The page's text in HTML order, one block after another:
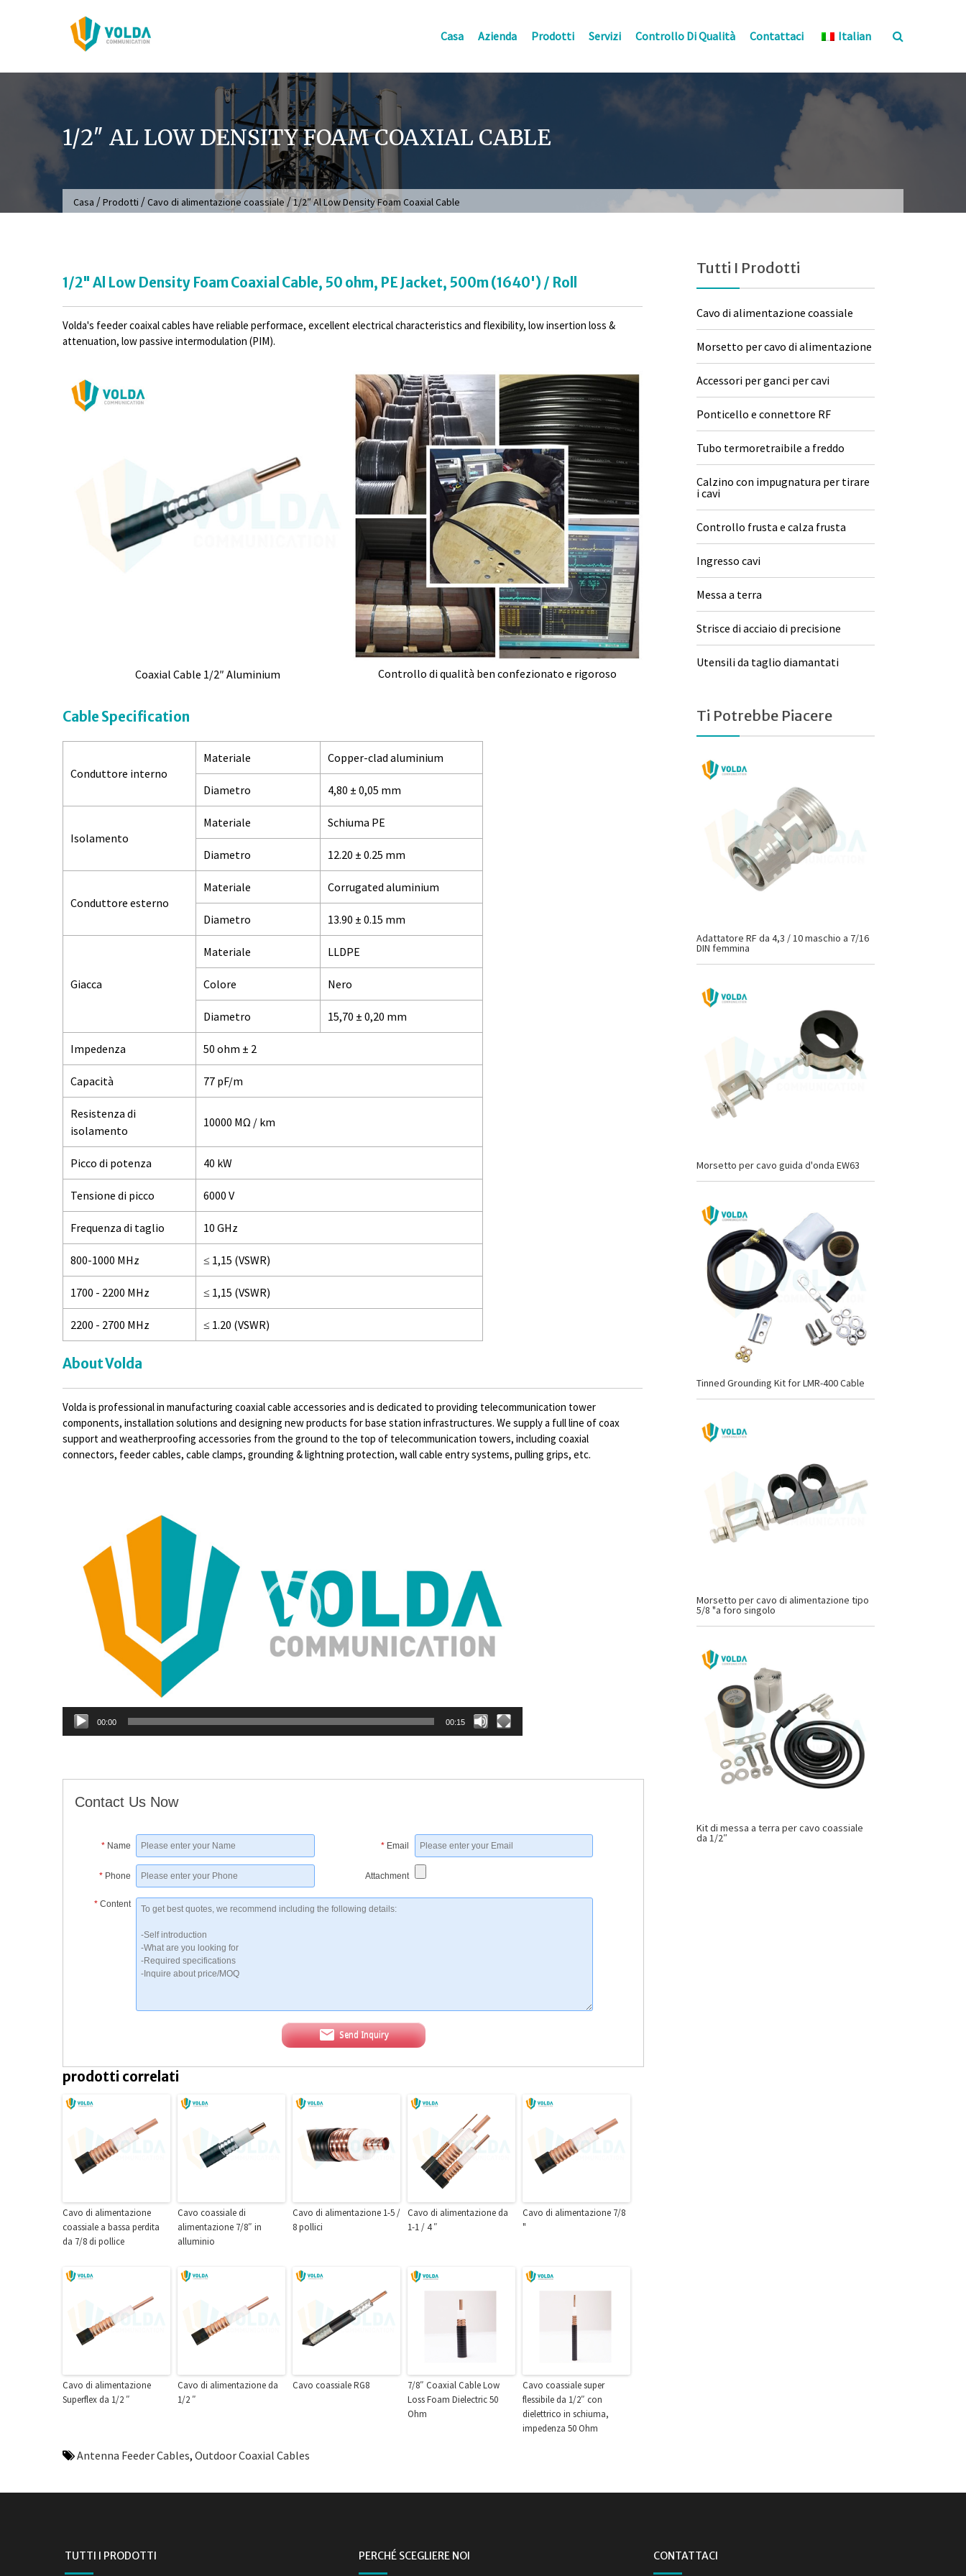
Casa Azienda Prodotti Servizi Controllo Di Qualità Contattaci Italian
1/2″ AL LOW DENSITY FOAM COAXIAL CABLE
Casa /Prodotti /Cavo di alimentazione coassiale /1/2″ Al Low Density Foam Coaxial Cable
1/2" Al Low Density Foam Coaxial Cable, 50 ohm, PE Jacket, 500m (1640') / Roll
Volda's feeder coaixal cables have reliable performace, excellent electrical characteristics and flexibility, low insertion loss &
attenuation, low passive intermodulation (PIM).
Coaxial Cable 1/2″ Aluminium Controllo di qualità ben confezionato e rigoroso
Cable Specification
Conduttore interno
Materiale Copper-clad aluminium
Diametro 4,80 ± 0,05 mm
Isolamento
Materiale Schiuma PE
Diametro 12.20 ± 0.25 mm
Conduttore esterno
Materiale Corrugated aluminium
Diametro 13.90 ± 0.15 mm
Giacca
Materiale LLDPE
Colore Nero
Diametro 15,70 ± 0,20 mm
Impedenza 50 ohm ± 2
Capacità 77 pF/m
Resistenza di
isolamento
10000 MΩ / km
Picco di potenza 40 kW
Tensione di picco 6000 V
Frequenza di taglio 10 GHz
800-1000 MHz ≤ 1,15 (VSWR)
1700 - 2200 MHz ≤ 1,15 (VSWR)
2200 - 2700 MHz ≤ 1.20 (VSWR)
About Volda
Volda is professional in manufacturing coaxial cable accessories and is dedicated to providing telecommunication tower
components, installation solutions and designing new products for base station infrastructures. We supply a full line of coax
support and weatherproofing accessories from the ground to the top of telecommunication towers, including coaxial
connectors, feeder cables, cable clamps, grounding & lightning protection, wall cable entry systems, pulling grips, etc.
00:00 00:15
Contact Us Now
* Name * Email
* Phone Attachment
* Content
Send Inquiry
prodotti correlati
Cavo di alimentazione
coassiale a bassa perdita
da 7/8 di pollice
Cavo coassiale di
alimentazione 7/8″ in
alluminio
Cavo di alimentazione 1-5 /
8 pollici
Cavo di alimentazione da
1-1 / 4 ″
Cavo di alimentazione 7/8
"
Cavo di alimentazione
Superflex da 1/2 ″
Cavo di alimentazione da
1/2 ″
Cavo coassiale RG8
7/8″ Coaxial Cable Low
Loss Foam Dielectric 50
Ohm
Cavo coassiale super
flessibile da 1/2″ con
dielettrico in schiuma,
impedenza 50 Ohm
Antenna Feeder Cables, Outdoor Coaxial Cables
Tutti I Prodotti
Cavo di alimentazione coassiale
Morsetto per cavo di alimentazione
Accessori per ganci per cavi
Ponticello e connettore RF
Tubo termoretraibile a freddo
Calzino con impugnatura per tirare
i cavi
Controllo frusta e calza frusta
Ingresso cavi
Messa a terra
Strisce di acciaio di precisione
Utensili da taglio diamantati
Ti Potrebbe Piacere
Adattatore RF da 4,3 / 10 maschio a 7/16
DIN femmina
Morsetto per cavo guida d'onda EW63
Tinned Grounding Kit for LMR-400 Cable
Morsetto per cavo di alimentazione tipo
5/8 "a foro singolo
Kit di messa a terra per cavo coassiale
da 1/2″
TUTTI I PRODOTTI PERCHÉ SCEGLIERE NOI CONTATTACI